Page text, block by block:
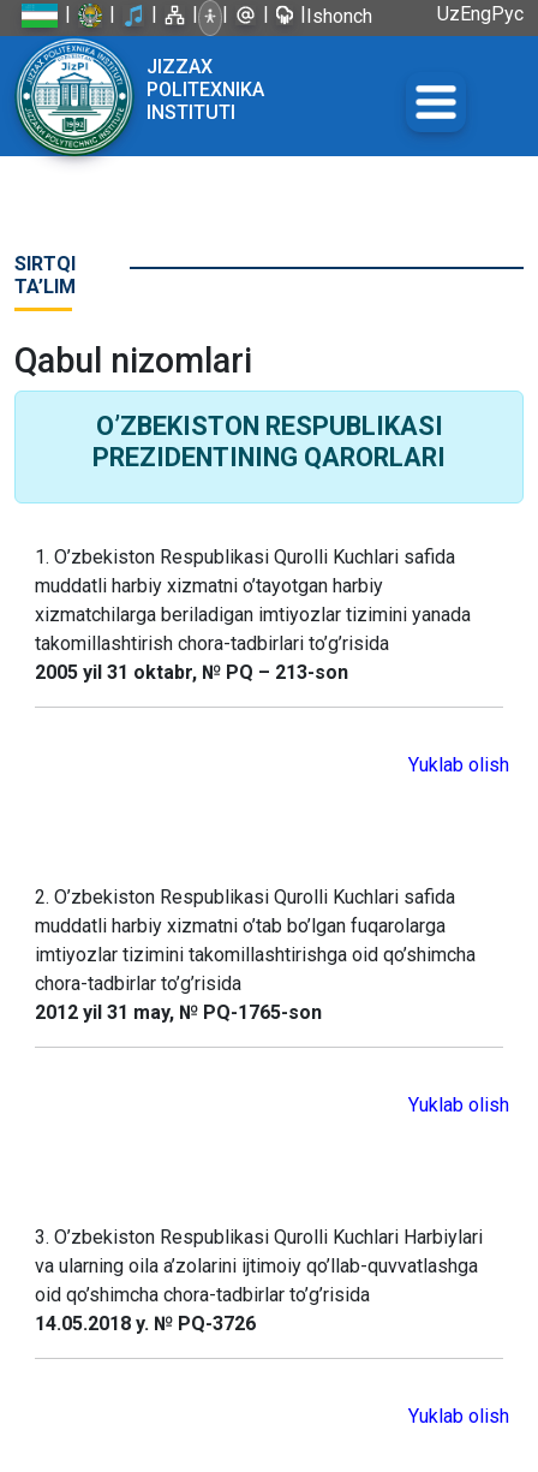
| | | | | | |Ishonch
UzEngРус
JIZZAX
POLITEXNIKA
INSTITUTI
SIRTQI
TA’LIM
Qabul nizomlari
O’ZBEKISTON RESPUBLIKASI
PREZIDENTINING QARORLARI
1. O’zbekiston Respublikasi Qurolli Kuchlari safida
muddatli harbiy xizmatni o’tayotgan harbiy
xizmatchilarga beriladigan imtiyozlar tizimini yanada
takomillashtirish chora-tadbirlari to’g’risida
2005 yil 31 oktabr, № PQ – 213-son
Yuklab olish
2. O’zbekiston Respublikasi Qurolli Kuchlari safida
muddatli harbiy xizmatni o’tab bo’lgan fuqarolarga
imtiyozlar tizimini takomillashtirishga oid qo’shimcha
chora-tadbirlar to’g’risida
2012 yil 31 may, № PQ-1765-son
Yuklab olish
3. O’zbekiston Respublikasi Qurolli Kuchlari Harbiylari
va ularning oila a’zolarini ijtimoiy qo’llab-quvvatlashga
oid qo’shimcha chora-tadbirlar to’g’risida
14.05.2018 y. № PQ-3726
Yuklab olish